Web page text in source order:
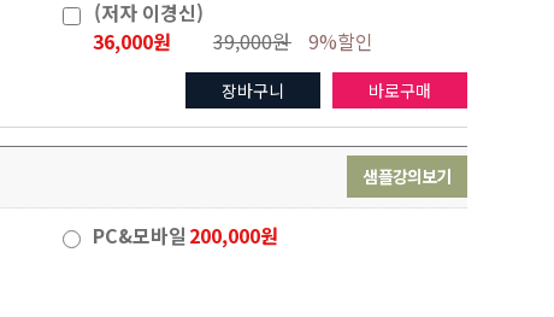
(저자 이경신)
36,000원
39,000원 9%할인
바로구매
장바구니
샘플강의보기
PC&모바일 200,000원